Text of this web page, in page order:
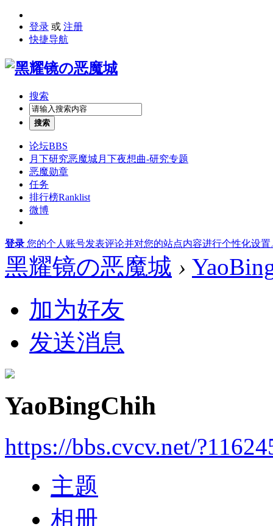
登录 或 注册
快捷导航
搜索
搜索
论坛BBS
月下研究恶魔城月下夜想曲-研究专题
恶魔勋章
任务
排行榜Ranklist
微博
登录 您的个人账号发表评论并对您的站点内容进行个性化设置
黑耀镜の恶魔城 ›
加为好友
发送消息
YaoBingChih
https://bbs.cvcv.net/
主题
相册